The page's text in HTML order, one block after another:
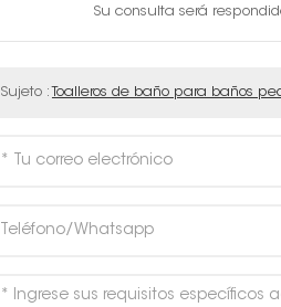
Su consulta será
Sujeto : Toalleros de baño para baños